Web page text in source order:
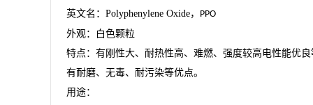
英文名： Polyphenylene Oxide， PPO
外观：白色颗粒
特点：有刚性大、耐热性高、难燃、强度较高电性能优
有耐磨、无毒、耐污染等优点。
用途：